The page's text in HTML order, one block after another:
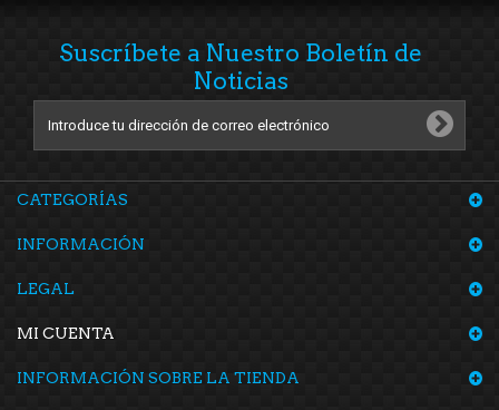
Suscríbete a Nuestro Boletín de
Noticias
CATEGORÍAS
INFORMACIÓN
LEGAL
MI CUENTA
INFORMACIÓN SOBRE LA TIENDA